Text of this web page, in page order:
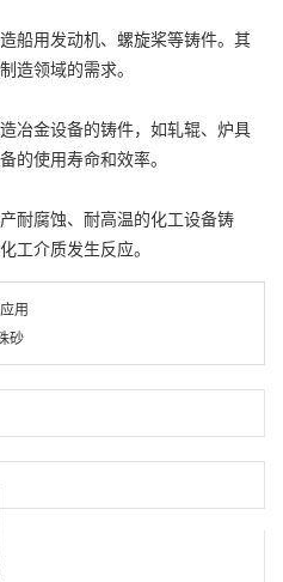
用发动机、螺旋桨等铸件。其
造领域的需求。
金设备的铸件，如轧辊、炉具
的使用寿命和效率。
腐蚀、耐高温的化工设备铸
工介质发生反应。
用
砂